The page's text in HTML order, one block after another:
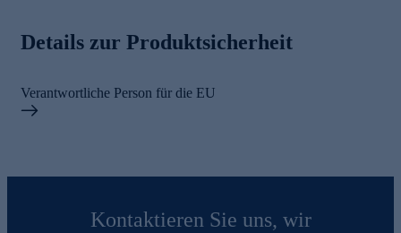
Details zur Produktsicherheit
Verantwortliche Person für die EU
Kontaktieren Sie uns, wir